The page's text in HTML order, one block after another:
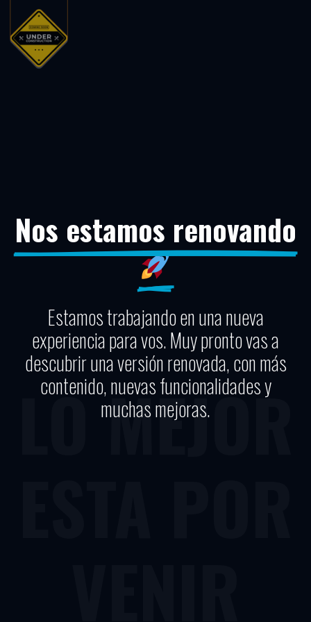
Nos estamos renovando
Estamos trabajando en una nueva
experiencia para vos. Muy pronto vas a
descubrir una versión renovada, con más
contenido, nuevas funcionalidades y
muchas mejoras.
LO MEJOR